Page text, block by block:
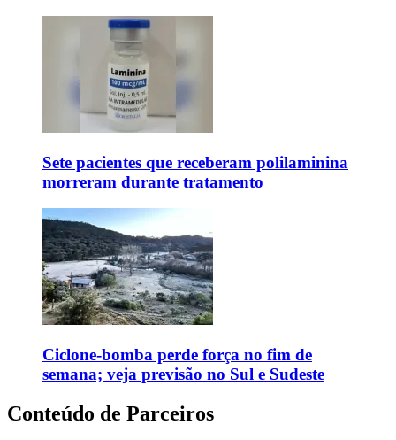
Sete pacientes que receberam polilaminina
morreram durante tratamento
Ciclone-bomba perde força no fim de
semana; veja previsão no Sul e Sudeste
Conteúdo de Parceiros